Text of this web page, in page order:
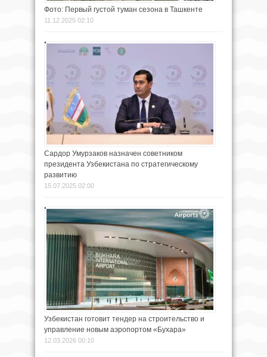
Фото: Первый густой туман сезона в Ташкенте
11.12.2025 02:10
Сардор Умурзаков назначен советником
президента Узбекистана по стратегическому
развитию
15.07.2025 02:00
Узбекистан готовит тендер на строительство и
управление новым аэропортом «Бухара»
12.03.2026 00:10